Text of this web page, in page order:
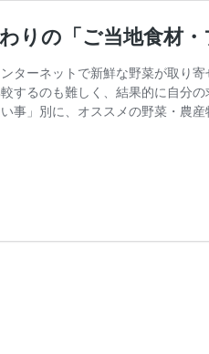
りの「ご当地食材
ターネットで新鮮な野菜が取り
するのも難しく、結果的に自分
事」別に、オススメの野菜・農